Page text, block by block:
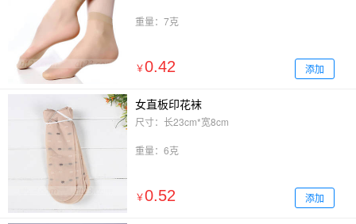
重量：7克
￥0.42 添加
女直板印花袜
尺寸：长23cm*宽8cm
重量：6克
￥0.52 添加